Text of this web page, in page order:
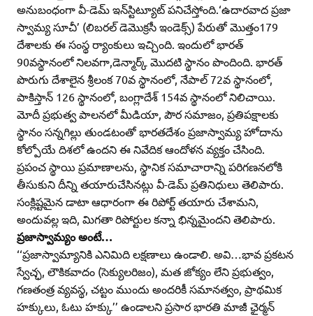
అనుబంధంగా వీ-డెమ్‌ ఇన్‌స్టిట్యూట్‌ పనిచేస్తోంది.‘ఉదారవాద ప్రజా
స్వామ్య సూచీ’ (లిబరల్‌ డెమొక్రసీ ఇండెక్స్‌) పేరుతో మొత్తం179
దేశాలకు ఈ సంస్థ ర్యాంకులు ఇచ్చింది. ఇందులో భారత్‌
90వస్థానంలో నిలవగా,డెన్మార్క్‌ మొదటి స్థానం పొందింది. భారత్‌
పొరుగు దేశాలైన శ్రీలంక 70వ స్థానంలో, నేపాల్‌ 72వ స్థానంలో,
పాకిస్తాన్‌ 126 స్థానంలో, బంగ్లాదేశ్‌ 154వ స్థానంలో నిలిచాయి.
మోదీ ప్రభుత్వ పాలనలో మీడియా, పౌర సమాజం, ప్రతిపక్షాలకు
స్థానం సన్నగిల్లు తుండటంతో భారతదేశం ప్రజాస్వామ్య హోదాను
కోల్పోయే దిశలో ఉందని ఈ నివేదిక ఆందోళన వ్యక్తం చేసింది.
ప్రపంచ స్థాయి ప్రమాణాలను, స్థానిక సమాచారాన్ని పరిగణనలోకి
తీసుకుని దీన్ని తయారుచేసినట్లు వీ-డెమ్‌ ప్రతినిధులు తెలిపారు.
సంక్లిష్టమైన డాటా ఆధారంగా ఈ రిపోర్ట్‌ తయారు చేశామని,
అందువల్ల ఇది, మిగతా రిపోర్టుల కన్నా భిన్నమైందని తెలిపారు.
ప్రజాస్వామ్యం అంటే…
‘‘ప్రజాస్వామ్యానికి ఎనిమిది లక్షణాలు ఉండాలి. అవి…భావ ప్రకటన
స్వేచ్ఛ, లౌకికవాదం (సెక్యులరిజం), మత జోక్యం లేని ప్రభుత్వం,
గణతంత్ర వ్యవస్థ, చట్టం ముందు అందరికీ సమానత్వం, ప్రాథమిక
హక్కులు, ఓటు హక్కు’’ ఉండాలని ప్రసార భారతి మాజీ ఛైర్మన్‌